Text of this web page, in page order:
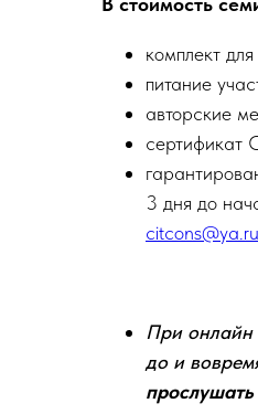
комплект
питание
авторские
сертификат
3 дня до
citcons@ya.ru
При онлайн
до и